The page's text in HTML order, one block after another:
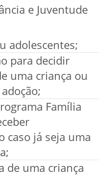
e Juventude
adolescentes;
para decidir
uma criança ou
Família
caso já seja uma
de uma criança